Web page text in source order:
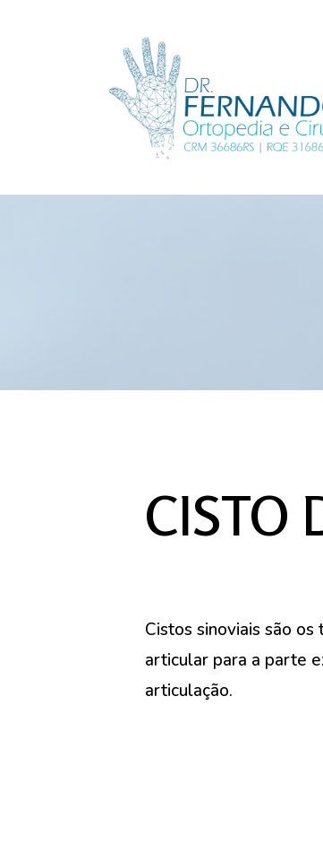
CISTO
Cistos sinoviais são
articular para a parte
articulação.